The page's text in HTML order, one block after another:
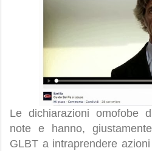
Le dichiarazioni omofobe
note e hanno,
GLBT a intraprendere